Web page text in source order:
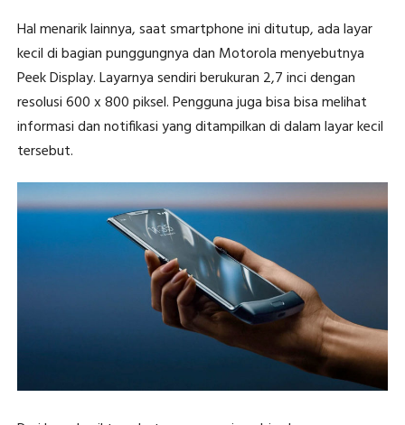
Hal menarik lainnya, saat smartphone ini ditutup, ada layar
kecil di bagian punggungnya dan Motorola menyebutnya
Peek Display. Layarnya sendiri berukuran 2,7 inci dengan
resolusi 600 x 800 piksel. Pengguna juga bisa bisa melihat
informasi dan notifikasi yang ditampilkan di dalam layar kecil
tersebut.